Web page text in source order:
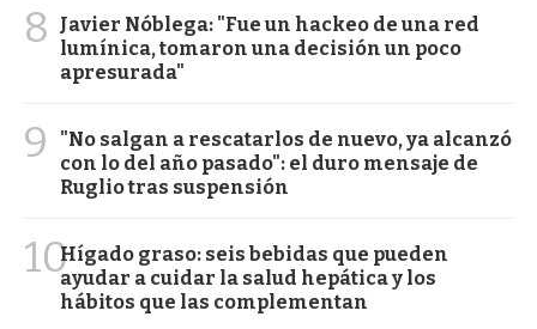
8
Javier Nóblega: "Fue un hackeo de una red
lumínica, tomaron una decisión un poco
apresurada"
9
"No salgan a rescatarlos de nuevo, ya alcanzó
con lo del año pasado": el duro mensaje de
Ruglio tras suspensión
10Hígado graso: seis bebidas que pueden
ayudar a cuidar la salud hepática y los
hábitos que las complementan